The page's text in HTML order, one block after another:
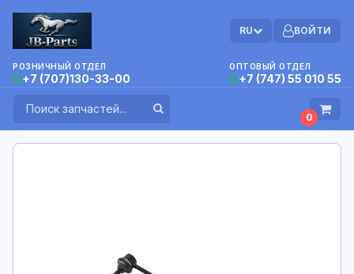
RU ВОЙТИ
РОЗНИЧНЫЙ ОТДЕЛ
+7 (707)130-33-00
ОПТОВЫЙ ОТДЕЛ
+7 (747) 55 010 55
0